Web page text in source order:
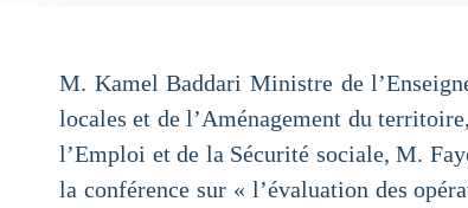
M. Kamel Baddari Ministre de
locales et de l’Aménagement du
l’Emploi et de la Sécurité sociale, M.
la conférence sur « l’évaluation des